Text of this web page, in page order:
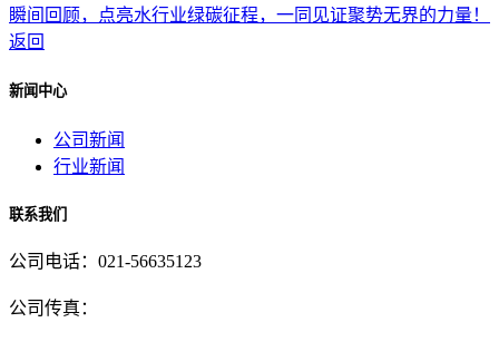
瞬间回顾，点亮水行业绿碳征程，一同见证聚势无界的力量！
返回
新闻中心
公司新闻
行业新闻
联系我们
公司电话：021-56635123
公司传真：